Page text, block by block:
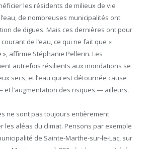
les résidents de milieux de vie
de nombreuses municipalités ont
de digues. Mais ces dernières ont pour
de l’eau, ce qui ne fait que «
affirme Stéphanie Pellerin. Les
autrefois résilients aux inondations se
secs, et l’eau qui est détournée cause
et l’augmentation des risques — ailleurs.
ne sont pas toujours entièrement
les aléas du climat. Pensons par exemple
de Sainte-Marthe-sur-le-Lac, sur